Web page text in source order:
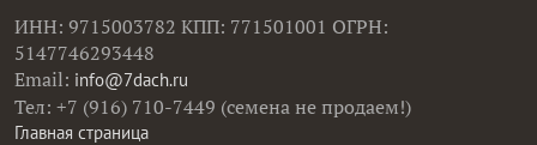
ИНН: 9715003782 КПП: 771501001 ОГРН:
5147746293448
Email: info@7dach.ru
Тел: +7 (916) 710-7449 (семена не продаем!)
Главная страница